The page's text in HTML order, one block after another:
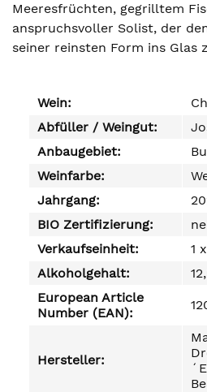
Meeresfrüchten, gegrilltem
anspruchsvoller Solist, der
seiner reinsten Form ins Glas
Wein:
Abfüller / Weingut:
Anbaugebiet:
Weinfarbe:
Jahrgang:
BIO Zertifizierung:
Verkaufseinheit:
1
Alkoholgehalt:
European Article
Number (EAN):
Hersteller: